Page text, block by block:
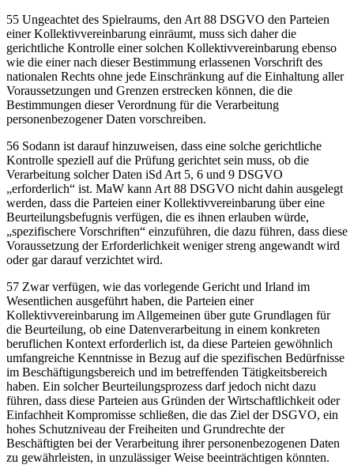
55 Ungeachtet des Spielraums, den Art 88 DSGVO den Parteien
einer Kollektivvereinbarung einräumt, muss sich daher die
gerichtliche Kontrolle einer solchen Kollektivvereinbarung ebenso
wie die einer nach dieser Bestimmung erlassenen Vorschrift des
nationalen Rechts ohne jede Einschränkung auf die Einhaltung aller
Voraussetzungen und Grenzen erstrecken können, die die
Bestimmungen dieser Verordnung für die Verarbeitung
personenbezogener Daten vorschreiben.
56 Sodann ist darauf hinzuweisen, dass eine solche gerichtliche
Kontrolle speziell auf die Prüfung gerichtet sein muss, ob die
Verarbeitung solcher Daten iSd Art 5, 6 und 9 DSGVO
„erforderlich“ ist. MaW kann Art 88 DSGVO nicht dahin ausgelegt
werden, dass die Parteien einer Kollektivvereinbarung über eine
Beurteilungsbefugnis verfügen, die es ihnen erlauben würde,
„spezifischere Vorschriften“ einzuführen, die dazu führen, dass diese
Voraussetzung der Erforderlichkeit weniger streng angewandt wird
oder gar darauf verzichtet wird.
57 Zwar verfügen, wie das vorlegende Gericht und Irland im
Wesentlichen ausgeführt haben, die Parteien einer
Kollektivvereinbarung im Allgemeinen über gute Grundlagen für
die Beurteilung, ob eine Datenverarbeitung in einem konkreten
beruflichen Kontext erforderlich ist, da diese Parteien gewöhnlich
umfangreiche Kenntnisse in Bezug auf die spezifischen Bedürfnisse
im Beschäftigungsbereich und im betreffenden Tätigkeitsbereich
haben. Ein solcher Beurteilungsprozess darf jedoch nicht dazu
führen, dass diese Parteien aus Gründen der Wirtschaftlichkeit oder
Einfachheit Kompromisse schließen, die das Ziel der DSGVO, ein
hohes Schutzniveau der Freiheiten und Grundrechte der
Beschäftigten bei der Verarbeitung ihrer personenbezogenen Daten
zu gewährleisten, in unzulässiger Weise beeinträchtigen könnten.